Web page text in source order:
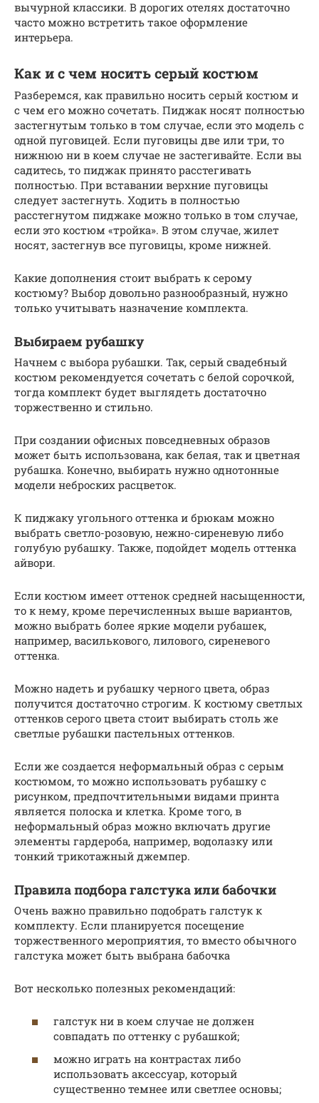
вычурной классики. В дорогих отелях достаточно
часто можно встретить такое оформление
интерьера.
Как и с чем носить серый костюм
Разберемся, как правильно носить серый костюм и
с чем его можно сочетать. Пиджак носят полностью
застегнутым только в том случае, если это модель с
одной пуговицей. Если пуговицы две или три, то
нижнюю ни в коем случае не застегивайте. Если вы
садитесь, то пиджак принято расстегивать
полностью. При вставании верхние пуговицы
следует застегнуть. Ходить в полностью
расстегнутом пиджаке можно только в том случае,
если это костюм «тройка». В этом случае, жилет
носят, застегнув все пуговицы, кроме нижней.
Какие дополнения стоит выбрать к серому
костюму? Выбор довольно разнообразный, нужно
только учитывать назначение комплекта.
Выбираем рубашку
Начнем с выбора рубашки. Так, серый свадебный
костюм рекомендуется сочетать с белой сорочкой,
тогда комплект будет выглядеть достаточно
торжественно и стильно.
При создании офисных повседневных образов
может быть использована, как белая, так и цветная
рубашка. Конечно, выбирать нужно однотонные
модели неброских расцветок.
К пиджаку угольного оттенка и брюкам можно
выбрать светло-розовую, нежно-сиреневую либо
голубую рубашку. Также, подойдет модель оттенка
айвори.
Если костюм имеет оттенок средней насыщенности,
то к нему, кроме перечисленных выше вариантов,
можно выбрать более яркие модели рубашек,
например, василькового, лилового, сиреневого
оттенка.
Можно надеть и рубашку черного цвета, образ
получится достаточно строгим. К костюму светлых
оттенков серого цвета стоит выбирать столь же
светлые рубашки пастельных оттенков.
Если же создается неформальный образ с серым
костюмом, то можно использовать рубашку с
рисунком, предпочтительными видами принта
является полоска и клетка. Кроме того, в
неформальный образ можно включать другие
элементы гардероба, например, водолазку или
тонкий трикотажный джемпер.
Правила подбора галстука или бабочки
Очень важно правильно подобрать галстук к
комплекту. Если планируется посещение
торжественного мероприятия, то вместо обычного
галстука может быть выбрана бабочка
Вот несколько полезных рекомендаций:
галстук ни в коем случае не должен
совпадать по оттенку с рубашкой;
можно играть на контрастах либо
использовать аксессуар, который
существенно темнее или светлее основы;